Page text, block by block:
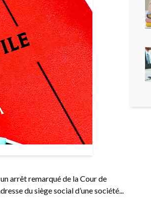
arrêt remarqué de la Cour de
du siège social d’une société...